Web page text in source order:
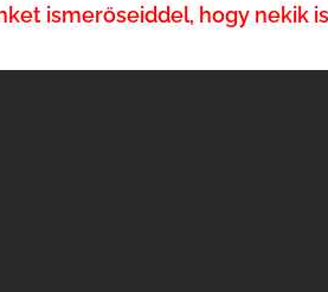
ismerőseiddel, hogy nekik